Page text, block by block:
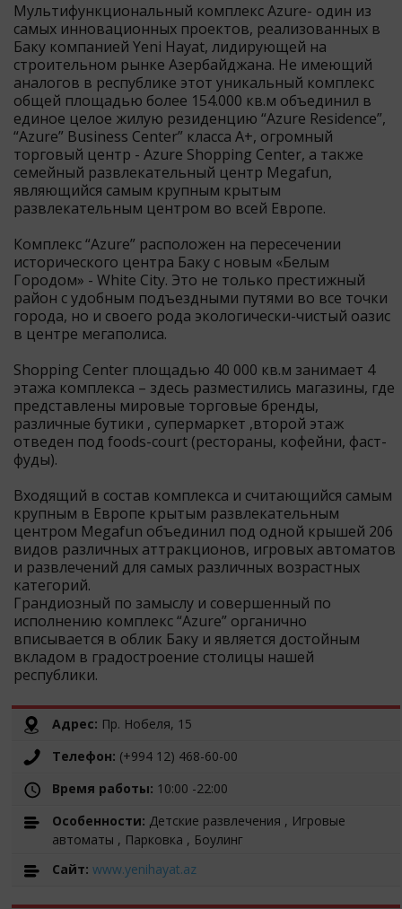
Mультифункциональный комплекс Azure- один из
самых инновационных проектов, реализованных в
Баку компанией Yeni Hayat, лидирующей на
строительном рынке Азербайджана. Не имеющий
аналогов в республике этот уникальный комплекс
общей площадью более 154.000 кв.м объединил в
единое целое жилую резиденцию “Azure Residence”,
“Azure” Business Center” класса А+, огромный
торговый центр - Azure Shopping Center, а также
семейный развлекательный центр Megafun,
являющийся самым крупным крытым
развлекательным центром во всей Европе.
Комплекс “Azure” расположен на пересечении
исторического центра Баку с новым «Белым
Городом» - White City. Это не только престижный
район с удобным подъездными путями во все точки
города, но и своего рода экологически-чистый оазис
в центре мегаполиса.
Shopping Center площадью 40 000 кв.м занимает 4
этажа комплекса – здесь разместились магазины, где
представлены мировые торговые бренды,
различные бутики , супермаркет ,второй этаж
отведен под foods-court (рестораны, кофейни, фаст-
фуды).
Входящий в состав комплекса и считающийся самым
крупным в Европе крытым развлекательным
центром Megafun объединил под одной крышей 206
видов различных аттракционов, игровых автоматов
и развлечений для самых различных возрастных
категорий.
Грандиозный по замыслу и совершенный по
исполнению комплекс “Azure” органично
вписывается в облик Баку и является достойным
вкладом в градостроение столицы нашей
республики.
Адрес: Пр. Нобеля, 15
Телефон: (+994 12) 468-60-00
Время работы: 10:00 -22:00
Особенности: Детские развлечения , Игровые
автоматы , Парковка , Боулинг
Cайт: www.yenihayat.az